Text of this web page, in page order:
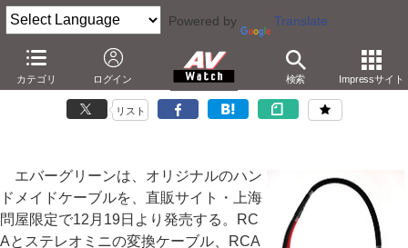
Powered by Translate
カテゴリ ログイン 検索 Impressサイト
エバーグリーン、999円からのオリジナルOFCケーブル
－ハンドメイドのRCAやステレオミニケーブル
リスト
エバーグリーンは、オリジナルのハン
ドメイドケーブルを、直販サイト・上海
問屋限定で12月19日より発売する。RC
Aとステレオミニの変換ケーブル、RCA